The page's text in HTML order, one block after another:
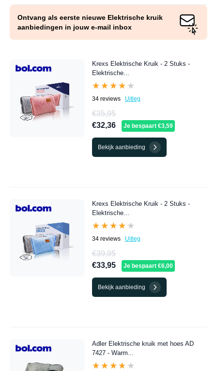
Ontvang als eerste nieuwe Elektrische kruik
aanbiedingen in jouw e-mail inbox
Krexs Elektrische Kruik - 2 Stuks -
Elektrische...
★★★★★
★★★★★
34 reviews Uitleg
€35,95
€32,36
Je bespaart €3,59
Bekijk aanbieding
Krexs Elektrische Kruik - 2 Stuks -
Elektrische...
★★★★★
★★★★★
34 reviews Uitleg
€39,95
€33,95
Je bespaart €6,00
Bekijk aanbieding
Adler Elektrische kruik met hoes AD
7427 - Warm...
★★★★★
★★★★★